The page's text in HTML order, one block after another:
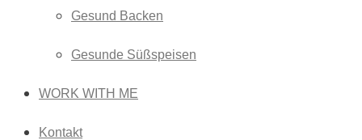
Gesund Backen
Gesunde Süßspeisen
WORK WITH ME
Kontakt